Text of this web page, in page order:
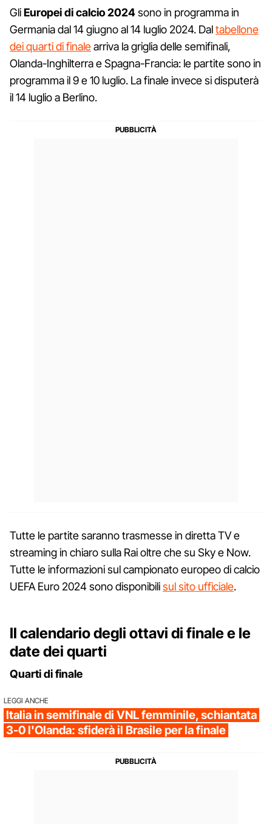
GliEuropei di calcio 2024sono in programma in
Germania dal 14 giugno al 14 luglio 2024. Daltabellone
dei quarti di finalearriva la griglia delle semifinali,
Olanda-Inghilterra e Spagna-Francia: le partite sono in
programma il 9 e 10 luglio. La finale invece si disputerà
il 14 luglio a Berlino.
Tutte le partite saranno trasmesse in diretta TV e
streaming in chiaro sulla Rai oltre che su Sky e Now.
Tutte le informazioni sul campionato europeo di calcio
UEFA Euro 2024 sono disponibilisul sito ufficiale.
Il calendario degli ottavi di finale e le
date dei quarti
Quarti di finale
LEGGI ANCHE
Italia in semifinale di VNL femminile, schiantata
3-0 l'Olanda: sfiderà il Brasile per la finale